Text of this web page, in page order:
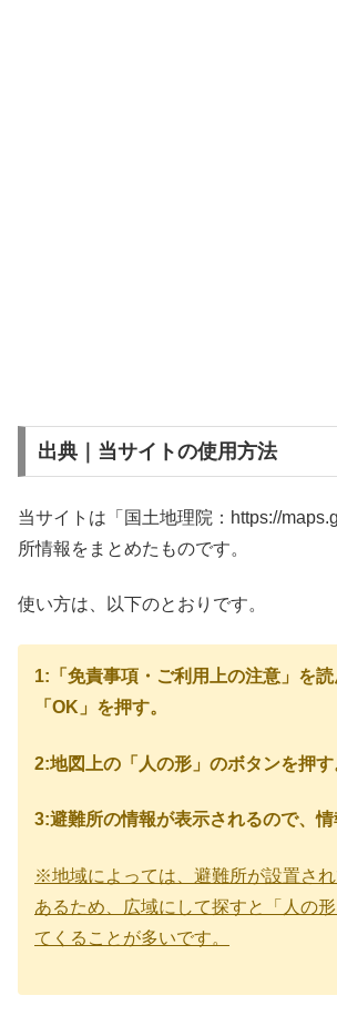
出典｜当サイトの使用方法
当サイトは「国土地理院：https://
所情報をまとめたものです。
使い方は、以下のとおりです。
1:「免責事項・ご利用上の注意」を読
「OK」を押す。
2:地図上の「人の形」のボタンを押す
3:避難所の情報が表示されるので、情
※地域によっては、避難所が設置さ
あるため、広域にして探すと「人の
てくることが多いです。